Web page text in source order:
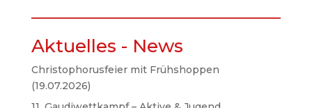
Aktuelles - News
Christophorusfeier mit Frühshoppen
(19.07.2026)